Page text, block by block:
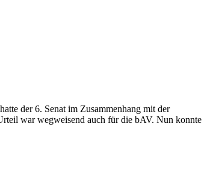
der 6. Senat im Zusammenhang mit der
war wegweisend auch für die bAV. Nun konnte